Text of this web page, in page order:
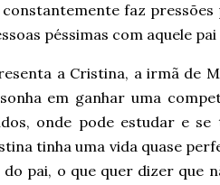
faz
péssimas com aquele
a Cristina, a irmã de
em ganhar uma
onde pode estudar e
tinha uma vida quase
pai, o que quer dizer que